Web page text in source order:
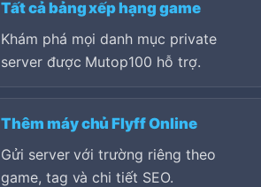
Tất cả bảng xếp hạng game
Khám phá mọi danh mục private
server được Mutop100 hỗ trợ.
Thêm máy chủ Flyff Online
Gửi server với trường riêng theo
game, tag và chi tiết SEO.